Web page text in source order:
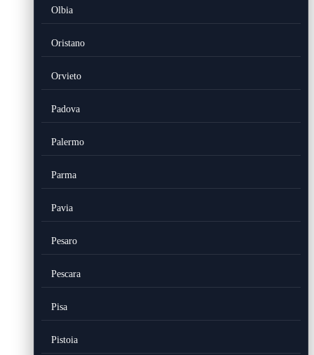
Olbia
Oristano
Orvieto
Padova
Palermo
Parma
Pavia
Pesaro
Pescara
Pisa
Pistoia